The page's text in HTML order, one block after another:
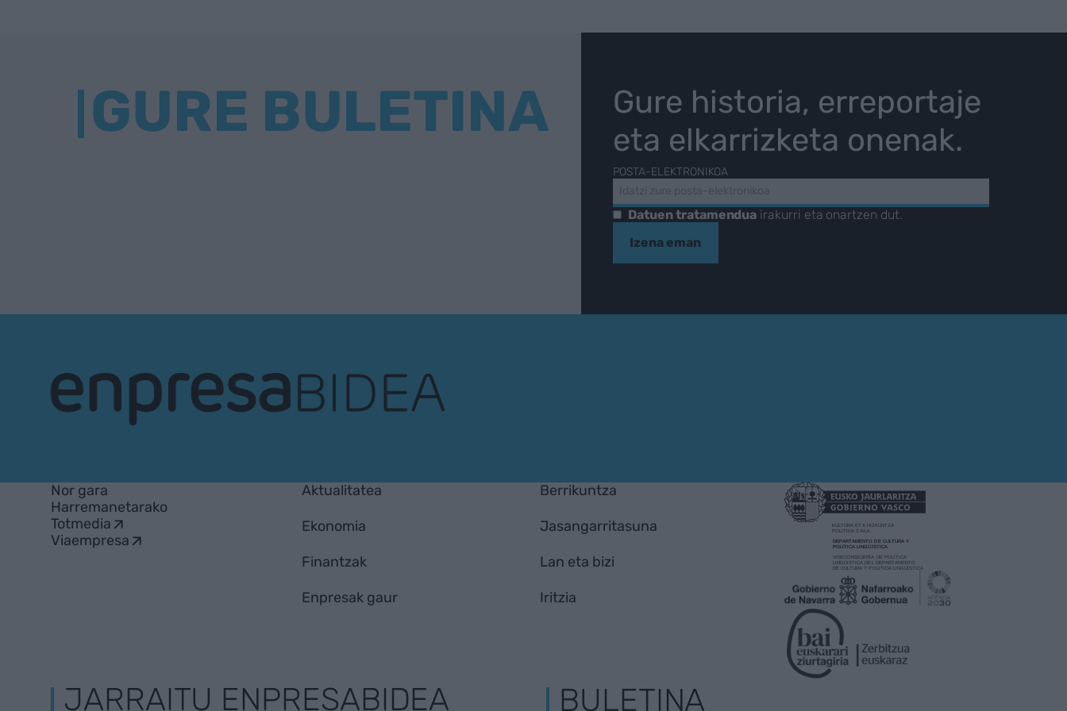
GURE BULETINA
Gure historia, erreportaje
eta elkarrizketa onenak.
POSTA-ELEKTRONIKOA
Datuen tratamendua irakurri eta onartzen dut.
Izena eman
Nor gara
Harremanetarako
Totmedia
Viaempresa
Aktualitatea
Ekonomia
Finantzak
Enpresak gaur
Berrikuntza
Jasangarritasuna
Lan eta bizi
Iritzia
JARRAITU ENPRESABIDEA BULETINA